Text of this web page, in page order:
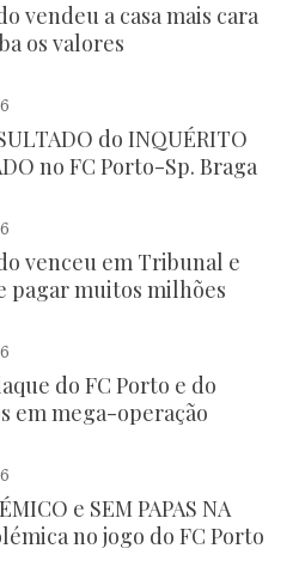
vendeu a casa mais cara
os valores
do INQUÉRITO
no FC Porto-Sp. Braga
venceu em Tribunal e
pagar muitos milhões
do FC Porto e do
em mega-operação
e SEM PAPAS NA
no jogo do FC Porto